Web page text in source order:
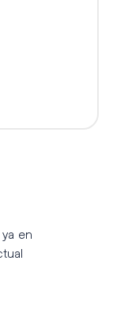
en